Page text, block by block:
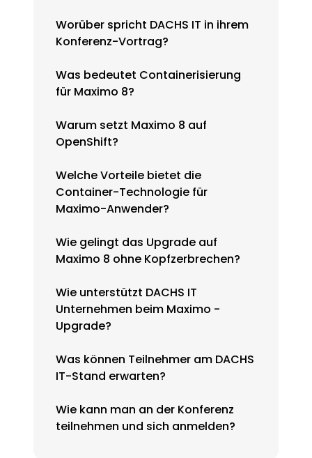
Worüber spricht DACHS IT in ihrem
Konferenz-Vortrag?
Was bedeutet Containerisierung
für Maximo 8?
Warum setzt Maximo 8 auf
OpenShift?
Welche Vorteile bietet die
Container-Technologie für
Maximo-Anwender?
Wie gelingt das Upgrade auf
Maximo 8 ohne Kopfzerbrechen?
Wie unterstützt DACHS IT
Unternehmen beim Maximo -
Upgrade?
Was können Teilnehmer am DACHS
IT-Stand erwarten?
Wie kann man an der Konferenz
teilnehmen und sich anmelden?